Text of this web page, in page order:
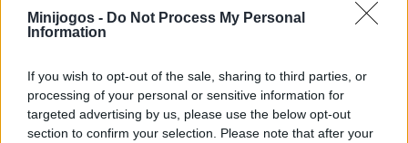
Minijogos - Do Not Process My Personal
Information
If you wish to opt-out of the sale, sharing to third parties, or
processing of your personal or sensitive information for
targeted advertising by us, please use the below opt-out
section to confirm your selection. Please note that after your
Quem criou o Garden Bloom?
Este jogo foi desenvolvido pela Famobi.
Etiquetas